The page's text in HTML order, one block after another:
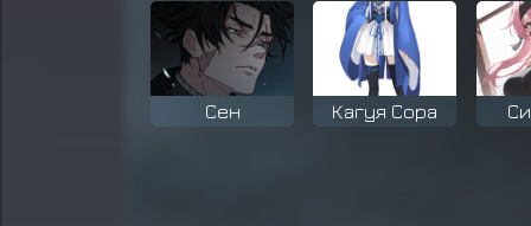
Сен Кагуя Сора